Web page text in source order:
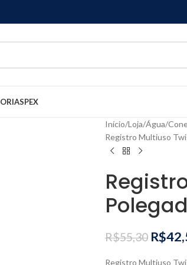
PEX
Início Loja Água
Registro Multiuso
R$55,30 R$
Registro Multiuso